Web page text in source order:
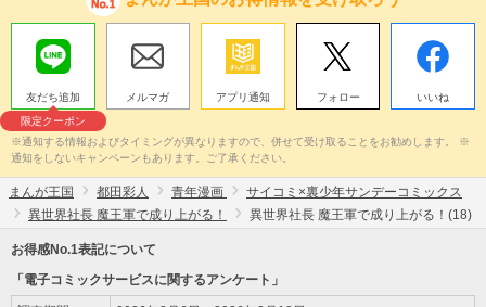
友だち追加
限定クーポン
メルマガ アプリ通知 フォロー いいね
※通知する情報およびタイミングが異なりますので、併せて受け取ることをお勧めします。 ※
通知をしないキャンペーンもあります。ご了承ください。
まんが王国 都田彩人 青年漫画
サイコミ×裏少年サンデーコミックス
異世界社長 魔王軍で成り上がる！
異世界社長 魔王軍で成り上がる！(18)
お得感No.1表記について
「電子コミックサービスに関するアンケート」